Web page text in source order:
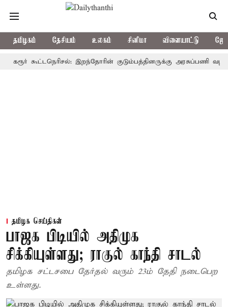
தமிழகம் தேசியம் உலகம் சினிமா விளையாட்டு
கூட்டநெரிசல்: இறந்தோரின் குடும்பத்தினருக்கு அரசுப்பணி வழக்கு;
தமிழக செய்திகள்
பாஜக பிடியில் அதிமுக
சிக்கியுள்ளது; ராகுல் காந்தி சாடல்
தமிழக சட்டசபை தேர்தல் வரும் 23ம் தேதி நடைபெற
உள்ளது.